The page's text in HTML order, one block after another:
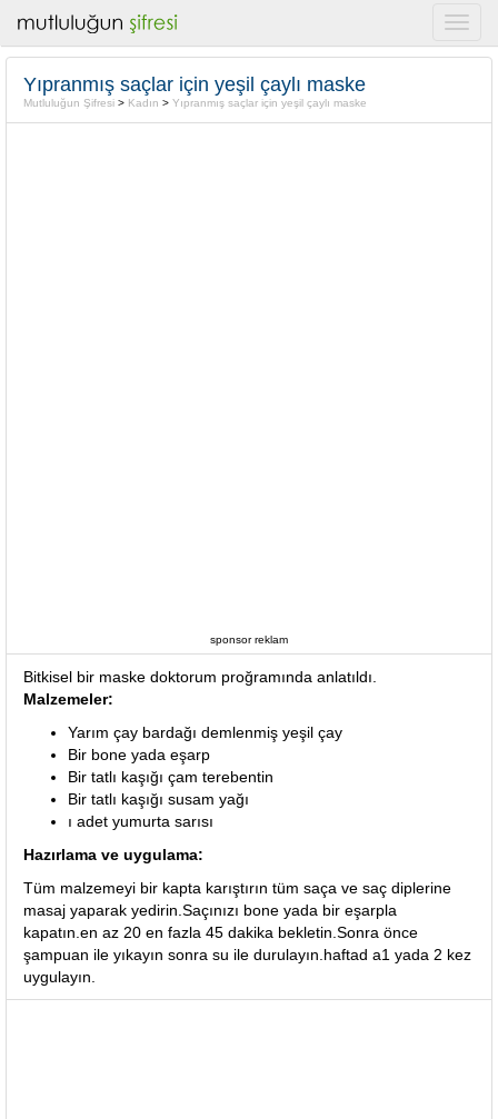
Yıpranmış saçlar için yeşil çaylı maske
Mutluluğun Şifresi > Kadın > Yıpranmış saçlar için yeşil çaylı maske
sponsor reklam
Bitkisel bir maske doktorum proğramında anlatıldı.
Malzemeler:
Yarım çay bardağı demlenmiş yeşil çay
Bir bone yada eşarp
Bir tatlı kaşığı çam terebentin
Bir tatlı kaşığı susam yağı
ı adet yumurta sarısı
Hazırlama ve uygulama:
Tüm malzemeyi bir kapta karıştırın tüm saça ve saç diplerine
masaj yaparak yedirin.Saçınızı bone yada bir eşarpla
kapatın.en az 20 en fazla 45 dakika bekletin.Sonra önce
şampuan ile yıkayın sonra su ile durulayın.haftad a1 yada 2 kez
uygulayın.